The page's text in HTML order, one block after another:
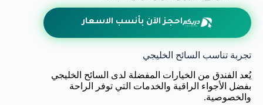
احجز الآن بأنسب الاسعار
تجربة تناسب السائح الخليجي
يُعد الفندق من الخيارات المفضلة لدى السائح الخليجي
بفضل الأجواء الراقية والخدمات التي توفر الراحة
والخصوصية.